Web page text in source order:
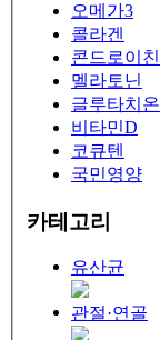
오메가3
콜라겐
콘드로이친
멜라토닌
글루타치온
비타민D
코큐텐
국민영양
카테고리
유산균
관절·연골